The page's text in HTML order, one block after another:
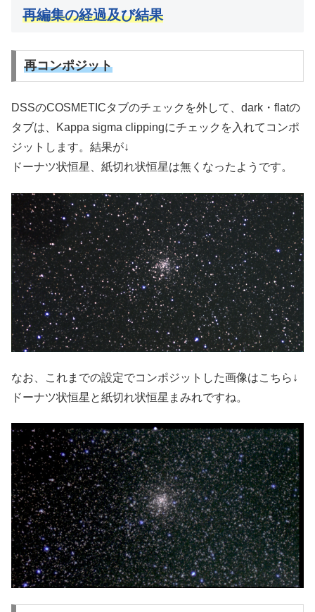
再編集の経過及び結果
再コンポジット
DSSのCOSMETICタブのチェックを外して、dark・flatの
タブは、Kappa sigma clippingにチェックを入れてコンポ
ジットします。結果が↓
ドーナツ状恒星、紙切れ状恒星は無くなったようです。
なお、これまでの設定でコンポジットした画像はこちら↓
ドーナツ状恒星と紙切れ状恒星まみれですね。